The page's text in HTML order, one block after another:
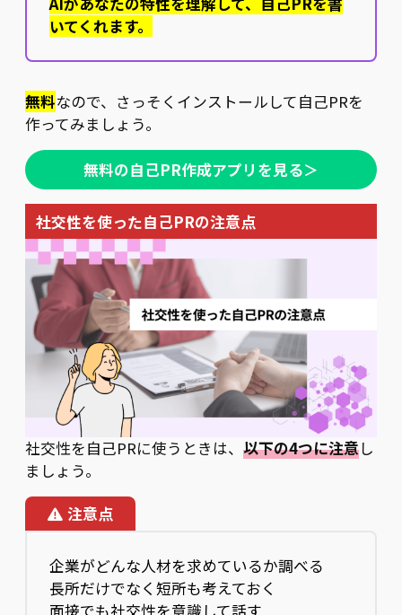
いてくれます。
無料なので、さっそくインストールして自己PRを
作ってみましょう。
無料の自己PR作成アプリを見る＞
社交性を使った自己PRの注意点
社交性を自己PRに使うときは、 以下の4つに注意し
ましょう。
注意点
企業がどんな人材を求めているか調べる
長所だけでなく短所も考えておく
面接でも社交性を意識して話す